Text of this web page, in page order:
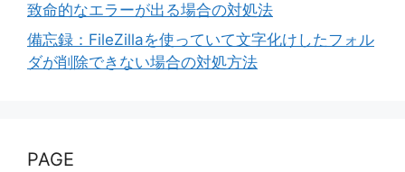
致命的なエラーが出る場合の対処法
備忘録：FileZillaを使っていて文字化けしたフォル
ダが削除できない場合の対処方法
PAGE